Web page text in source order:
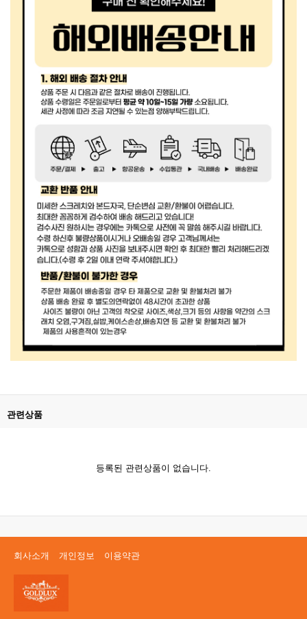
관련상품
등록된 관련상품이 없습니다.
회사소개 개인정보 이용약관